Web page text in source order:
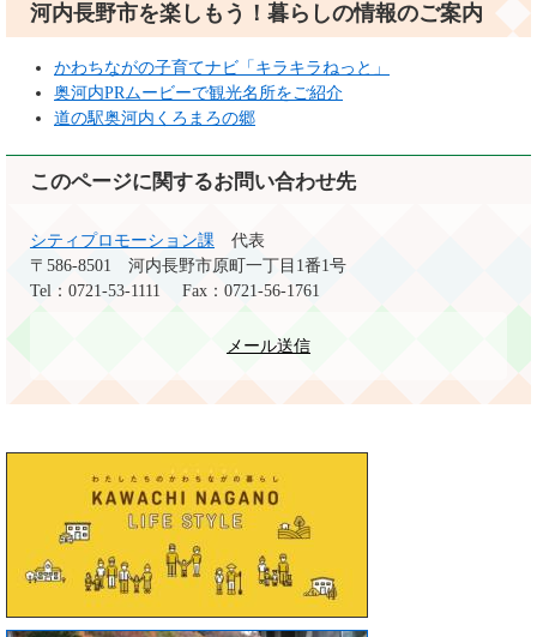
河内長野市を楽しもう！暮らしの情報のご案内
かわちながの子育てナビ「キラキラねっと」
奥河内PRムービーで観光名所をご紹介
道の駅奥河内くろまろの郷
このページに関するお問い合わせ先
シティプロモーション課
代表
〒586-8501
河内長野市原町一丁目1番1号
Tel：0721-53-1111
Fax：0721-56-1761
メール送信